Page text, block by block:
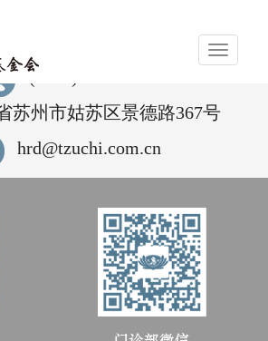
导
(0512)80990980
苏州市姑苏区景德路367号
hrd@tzuchi.com.cn